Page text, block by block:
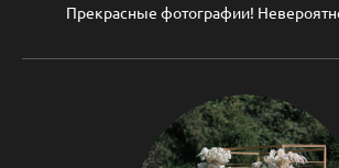
Прекрасные фотографии!